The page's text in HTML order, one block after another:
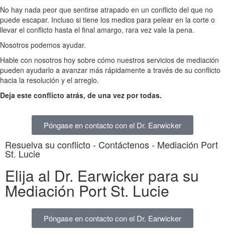
No hay nada peor que sentirse atrapado en un conflicto del que no
puede escapar. Incluso si tiene los medios para pelear en la corte o
llevar el conflicto hasta el final amargo, rara vez vale la pena.
Nosotros podemos ayudar.
Hable con nosotros hoy sobre cómo nuestros servicios de mediación
pueden ayudarlo a avanzar más rápidamente a través de su conflicto
hacia la resolución y el arreglo.
Deja este conflicto atrás, de una vez por todas.
Póngase en contacto con el Dr. Earwicker
Resuelva su conflicto - Contáctenos - Mediación Port
St. Lucie
Elija al Dr. Earwicker para su
Mediación Port St. Lucie
Póngase en contacto con el Dr. Earwicker